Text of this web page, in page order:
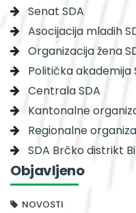
Senat SDA
Asocijacija mladih
Organizacija žena
Politička akademija
Centrala SDA
Kantonalne
Regionalne
SDA Brčko distrikt
Objavljeno
NOVOSTI